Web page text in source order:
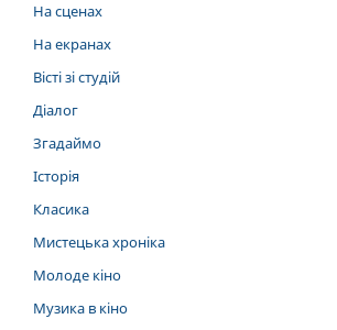
На сценах
На екранах
Вісті зі студій
Діалог
Згадаймо
Історія
Класика
Мистецька хроніка
Молоде кіно
Музика в кіно